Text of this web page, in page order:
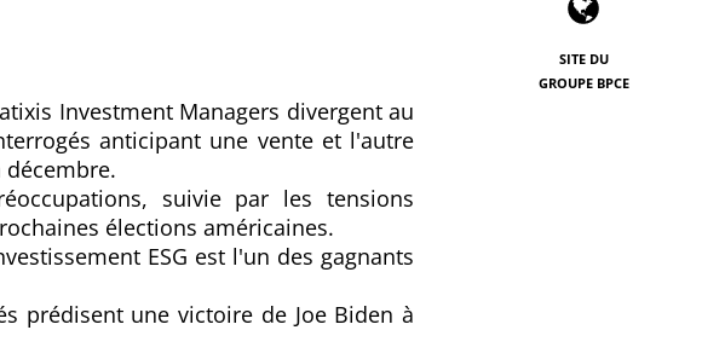
Investment Managers divergent au
anticipant une vente et l'autre
suivie par les tensions
élections américaines.
ESG est l'un des gagnants
prédisent une victoire de Joe Biden à
SITE DU
GROUPE BPCE